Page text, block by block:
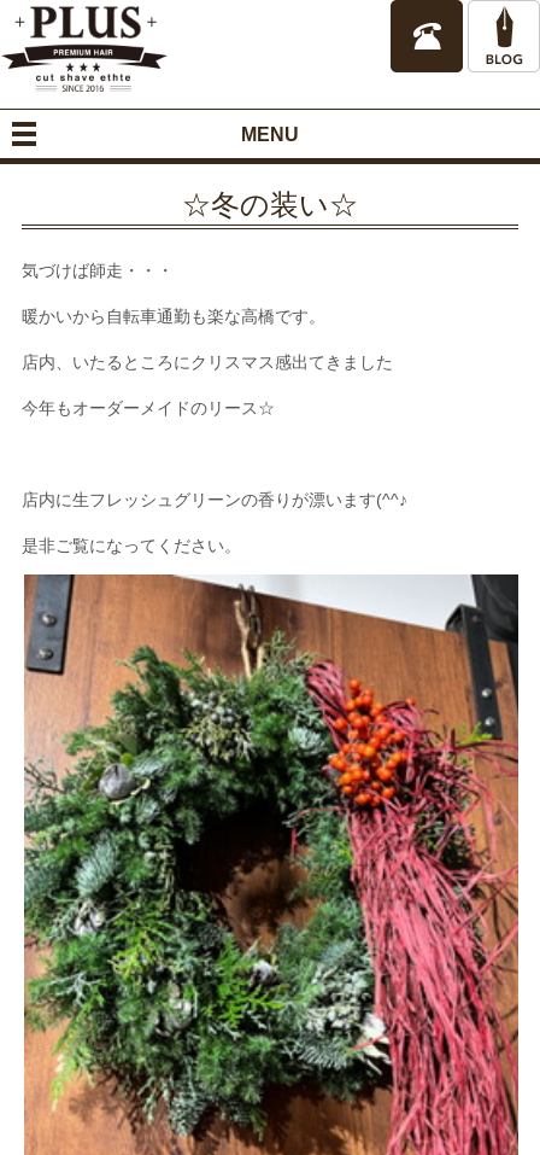
MENU
☆冬の装い☆
気づけば師走・・・
暖かいから自転車通勤も楽な高橋です。
店内、いたるところにクリスマス感出てきました
今年もオーダーメイドのリース☆
店内に生フレッシュグリーンの香りが漂います(^^♪
是非ご覧になってください。